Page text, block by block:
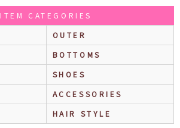
ITEM CATEGORIES
OUTER
BOTTOMS
SHOES
ACCESSORIES
HAIR STYLE